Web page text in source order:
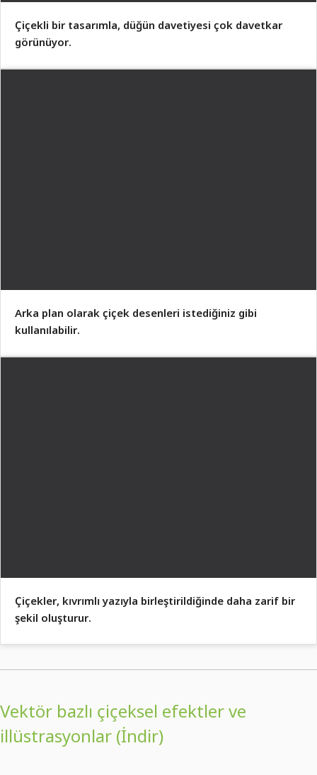
Çiçekli bir tasarımla, düğün davetiyesi çok davetkar
görünüyor.
Arka plan olarak çiçek desenleri istediğiniz gibi
kullanılabilir.
Çiçekler, kıvrımlı yazıyla birleştirildiğinde daha zarif bir
şekil oluşturur.
Vektör bazlı çiçeksel efektler ve
illüstrasyonlar (İndir)